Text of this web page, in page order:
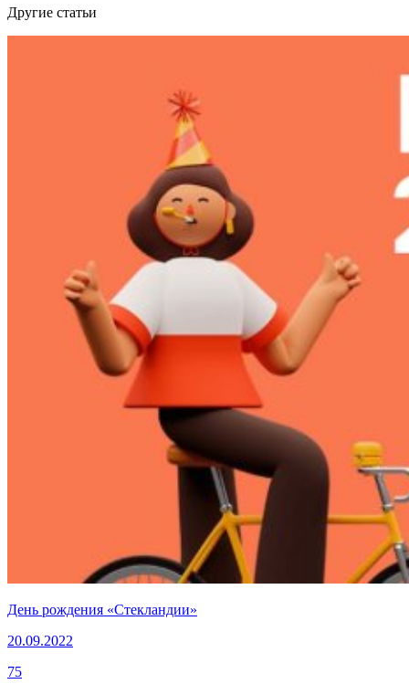
Другие статьи
День рождения «Стекландии»
20.09.2022
75